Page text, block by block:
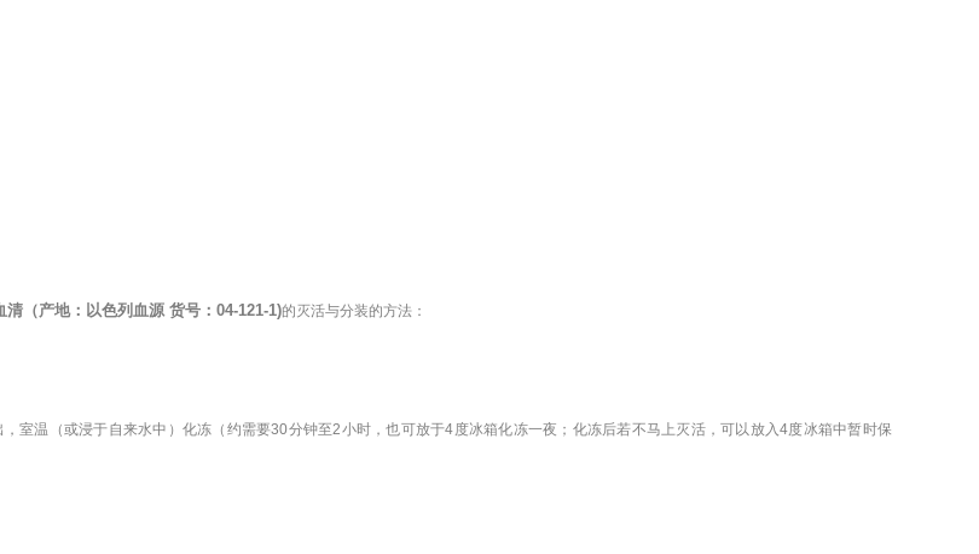
清（产地：以色列血源 货号： 04-121-1)的灭活与分装的方法：
室温（或浸于自来水中）化冻（约需要30分钟至2小时，也可放于4度冰箱化冻一夜；化冻后若不马上灭活，可以放入4度冰箱中暂时保